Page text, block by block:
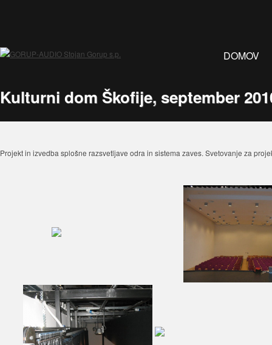
DOMOV
Kulturni dom Škofije, september
Projekt in izvedba splošne razsvetljave odra in sistema zaves. Svetovanje za